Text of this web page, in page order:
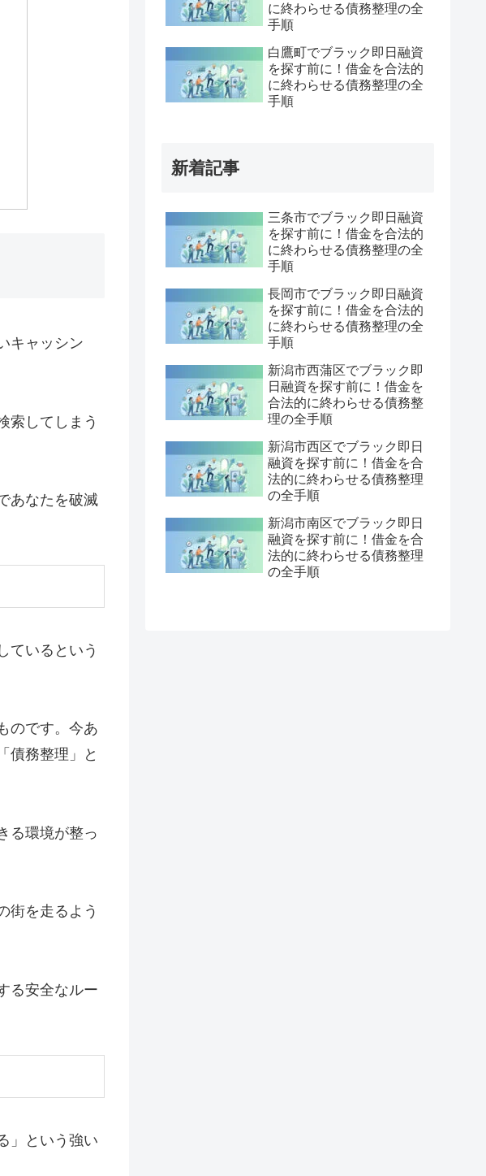
キャッシン
索してしまう
あなたを破滅
ているという
のです。今あ
債務整理」と
る環境が整っ
街を走るよう
る安全なルー
」という強い
に終わらせる債務整理の全
手順
白鷹町でブラック即日融資
を探す前に！借金を合法的
に終わらせる債務整理の全
手順
新着記事
三条市でブラック即日融資
を探す前に！借金を合法的
に終わらせる債務整理の全
手順
長岡市でブラック即日融資
を探す前に！借金を合法的
に終わらせる債務整理の全
手順
新潟市西蒲区でブラック即
日融資を探す前に！借金を
合法的に終わらせる債務整
理の全手順
新潟市西区でブラック即日
融資を探す前に！借金を合
法的に終わらせる債務整理
の全手順
新潟市南区でブラック即日
融資を探す前に！借金を合
法的に終わらせる債務整理
の全手順